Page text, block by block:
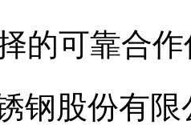
的可靠合
钢股份有限